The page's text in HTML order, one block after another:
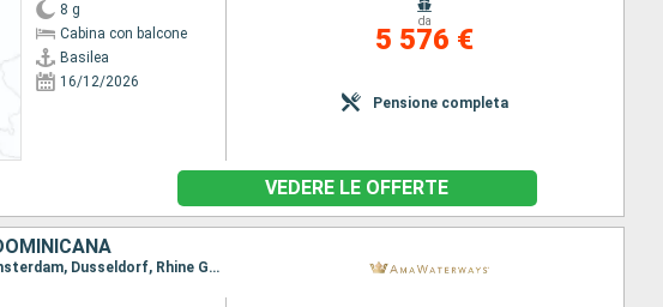
8 g
Cabina con balcone
Basilea
16/12/2026
da
5 576 €
Pensione completa
VEDERE LE OFFERTE
Itinerario : Basilea, Amsterdam, Breisach, Amsterdam, Utrecht, Strasburgo, Amsterdam, Dusseldorf, Rhine Gorge, Ludwigshafen, Rudesheim, Ludwigshafen, Rudesheim, Rhine Gorge, Lahnstein, Strasburgo, Dusseldorf, Monheim, Utrecht, Breisach, Amsterdam, Basilea